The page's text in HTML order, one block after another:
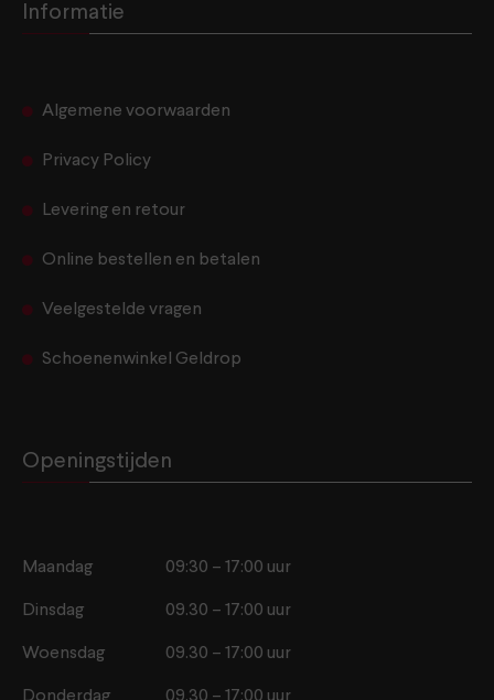
Informatie
Algemene voorwaarden
Privacy Policy
Levering en retour
Online bestellen en betalen
Veelgestelde vragen
Schoenenwinkel Geldrop
Openingstijden
Maandag 09:30 – 17:00 uur
Dinsdag 09.30 – 17:00 uur
Woensdag 09.30 – 17:00 uur
Donderdag 09.30 – 17:00 uur